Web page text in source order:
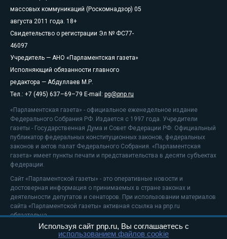
массовых коммуникаций (Роскомнадзор) 05
августа 2011 года. 18+
Свидетельство о регистрации Эл № ФС77-
46097
Учредитель — АНО «Парламентская газета»
Исполняющий обязанности главного
редактора — Абдуллаев М.Р.
Тел.: +7 (495) 637–69–79 E-mail: pg@pnp.ru
«Парламентская газета» - официальное еженедельное издание
Федерального Собрания РФ. Издается с 1997 года. Учредители
газеты - Государственная Дума и Совет Федерации РФ. Официальный
публикатор федеральных конституционных законов, федеральных
законов и актов палат Федерального Собрания. «Парламентская
газета» имеет пункты печати и представительства в десяти субъектах
федерации.
Сайт «Парламентской газеты» - это оперативные новости и
достоверная информация о принимаемых в стране законах и
деятельности депутатов и сенаторов. При использовании материалов
сайта «Парламентской газеты» активная ссылка на pnp.ru
обязательна.
На информационном ресурсе применяютсярекомендательные
Используя сайт pnp.ru, Вы соглашаетесь с
использованием файлов cookie